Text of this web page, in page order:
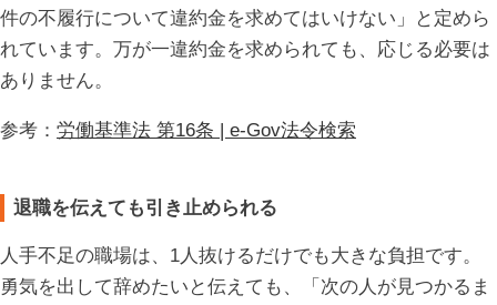
件の不履行について違約金を求めてはいけない」と定めら
れています。万が一違約金を求められても、応じる必要は
ありません。
参考： 労働基準法 第16条 | e-Gov法令検索
退職を伝えても引き止められる
人手不足の職場は、1人抜けるだけでも大きな負担です。
勇気を出して辞めたいと伝えても、「次の人が見つかるま